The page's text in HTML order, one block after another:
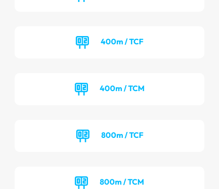
400m / TCF
400m / TCM
800m / TCF
800m / TCM